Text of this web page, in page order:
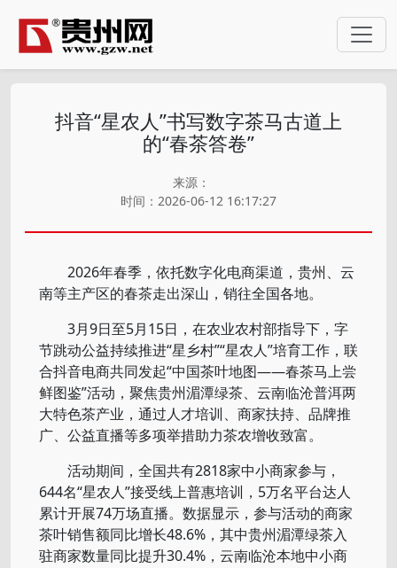
抖音“星农人”书写数字茶马古道上
的“春茶答卷”
来源：
时间：2026-06-12 16:17:27
2026年春季，依托数字化电商渠道，贵州、云
南等主产区的春茶走出深山，销往全国各地。
3月9日至5月15日，在农业农村部指导下，字
节跳动公益持续推进“星乡村”“星农人”培育工作，联
合抖音电商共同发起“中国茶叶地图——春茶马上尝
鲜图鉴”活动，聚焦贵州湄潭绿茶、云南临沧普洱两
大特色茶产业，通过人才培训、商家扶持、品牌推
广、公益直播等多项举措助力茶农增收致富。
活动期间，全国共有2818家中小商家参与，
644名“星农人”接受线上普惠培训，5万名平台达人
累计开展74万场直播。数据显示，参与活动的商家
茶叶销售额同比增长48.6%，其中贵州湄潭绿茶入
驻商家数量同比提升30.4%，云南临沧本地中小商